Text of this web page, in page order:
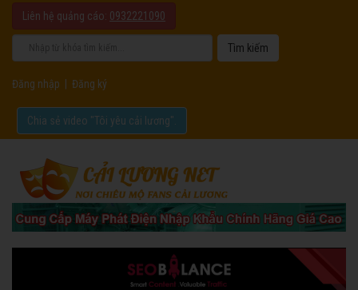
Liên hệ quảng cáo: 0932221090
Đăng nhập Đăng ký
Chia sẻ video "Tôi yêu cải lương".